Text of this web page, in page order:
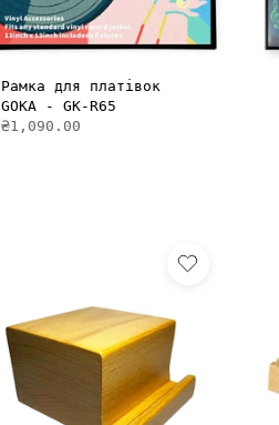
ДОДАТИ В КОШИК
Рамка для платівок
GOKA - GK-R65
₴1,090.00